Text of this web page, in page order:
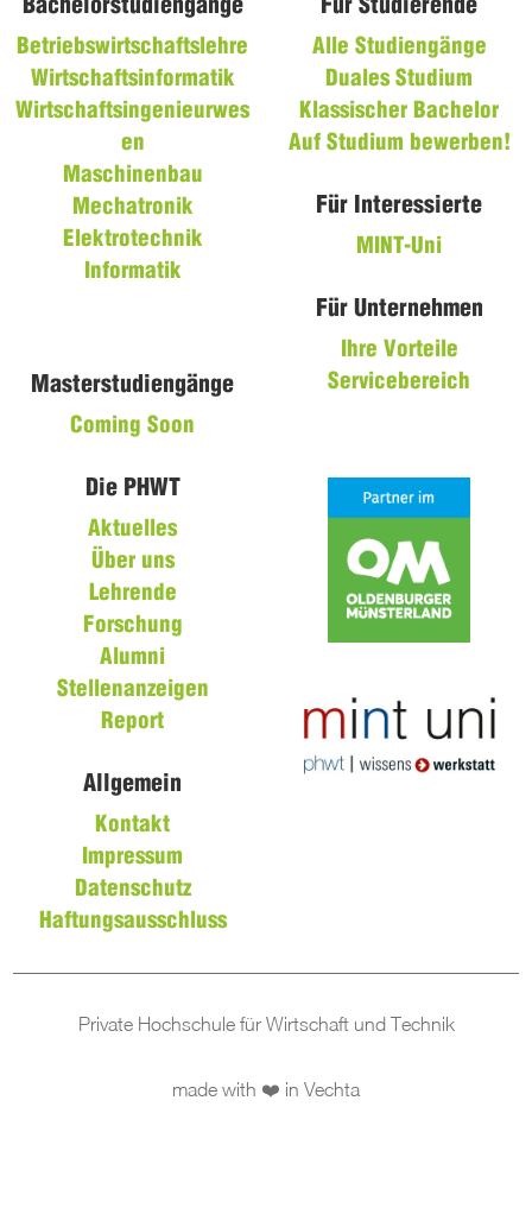
Bachelorstudiengänge
Betriebswirtschaftslehre
Wirtschaftsinformatik
Wirtschaftsingenieurwes
en
Maschinenbau
Mechatronik
Elektrotechnik
Informatik
Masterstudiengänge
Coming Soon
Für Studierende
Alle Studiengänge
Duales Studium
Klassischer Bachelor
Auf Studium bewerben!
Für Interessierte
MINT-Uni
Für Unternehmen
Ihre Vorteile
Servicebereich
Die PHWT
Aktuelles
Über uns
Lehrende
Forschung
Alumni
Stellenanzeigen
Report
Allgemein
Kontakt
Impressum
Datenschutz
Haftungsausschluss
Private Hochschule für Wirtschaft und Technik
made with ❤️ in Vechta